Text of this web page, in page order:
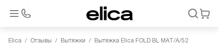
Elica Отзывы Вытяжки Вытяжка Elica FOLD BL MAT/A/52